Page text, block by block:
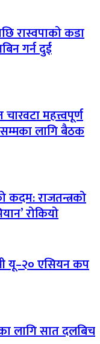
रास्वपाको कडा
गर्न दुई
महत्त्वपूर्ण
लागि बैठक
कदम: राजतन्त्रको
रोकियो
यू–२० एसियन कप
लागि सात दलबिच